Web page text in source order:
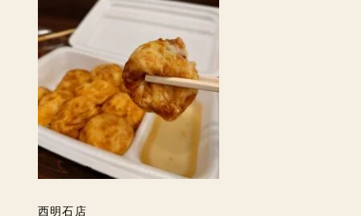
西明石店